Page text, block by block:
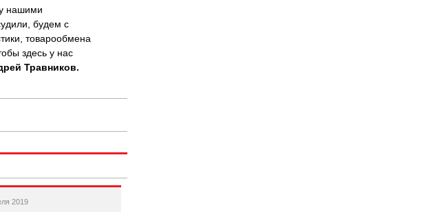
нашими
будем с
товарообмена
здесь у нас
Травников.
2019